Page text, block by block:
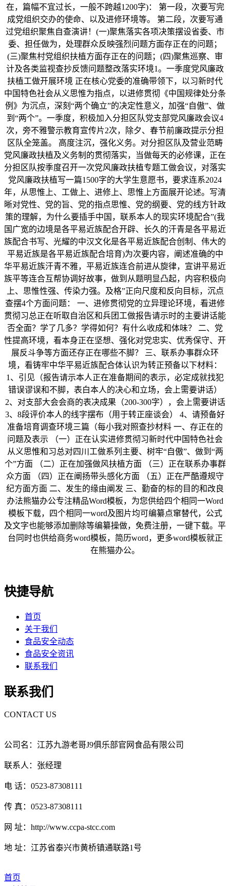
在，篇幅不宜过长，一般不跨越1200字)： 第一段，次要写完
成党组织交办的使命、以及进修环境等。 第二段，次要写通
过党组织聚焦自查演讲！(一)聚焦落实各项决策摆设省委、市
委、担任做为，处理群众反映强烈问题方面存正在的问题；
(三)聚焦村党组织扶植方面存正在的问题；(四)聚焦巡察、审
计及各类监视查抄反馈问题整改落实环境1。一季度党风廉政
扶植工做开展环境 正在核心党委的准确带领下，以习新时代
中国特色社会从义思惟为指点，以进修贯彻《中国规律处分条
例》为沉点，深刻“两个确立”的决定性意义，加强“自傲”、做
到“两个”。一季度，积极加入分担区队党支部党风廉政会议4
次，旁不雅警示教育宣传片2次，除夕、春节前廉政提示分担
区队全笼盖。 高度注沉，强化义务。对分担区队及营业范畴
党风廉政扶植及义务制的贯彻落实，当做每天的必修课，正在
分担区队按季度召开一次党风廉政扶植专题工做会议，对落实
党风廉政扶植写一篇1500字的大学生意愿书，要求连系2024
年，从思惟上、工做上、进修上、思惟上方面展开论述。写清
晰对党性、党的旨、党的指点思惟、党的纲要、党的线方针政
策的理解，为什么要插手中国，联系本人的现实环境配合”(我
国广宽的边境是各平易近族配合开辟、长久的汗青是各平易近
族配合书写、光耀的中汉文化是各平易近族配合创制、伟大的
平易近族是各平易近族配合培育)为次要内容，阐述准确的中
华平易近族汗青不雅，平易近族连合前进从旋律，宣讲平易近
族平等连合互帮协调好故事，做到从题明显凸起，内容积极向
上、思惟性强、传染力强。及格”正向尺度和反向目标，沉点
查摆4个方面问题： 一、进修贯彻党的立异理论环境，看进修
贯彻习总正在听取自治区和兵团工做报告请示时的主要讲话能
否全面？学了几多？学得如何？有什么收成和体味？ 二、党
性提高环境，看本身正在坚想、强化对党忠实、优秀保守、开
展反斗争等方面还存正在哪些不脚？ 三、联系办事群众环
境，看铸牢中华平易近族配合体认识为转正预备以下材料：
1、引见（报告请示本人正在准备期间的表示，必定成就找犯
错误谬误和不脚，表白本人的决心和立场，会上需要讲话）
2、对支部大会会商的表决成果（200-300字），会上需要讲话
3、8段评价本人的线字摆布（用于转正座谈会） 4、请预备好
准备培育调查环境三篇（每小我对照查抄材料 一、存正在的
问题及表示 （一）正在认实进修贯彻习新时代中国特色社会
从义思惟和习总对四川工做系列主要、树牢“自傲”、做到“两
个”方面 （二）正在加强做风扶植方面 （三）正在联系办事群
众方面 （四）正在阐扬带头感化方面 （五）正在严酷遵规守
纪方面方面 二、发生的缘由阐发 三、勤奋的标的目的和改良
办法熊猫办公专注精品Word模板，为您供给四个相同一Word
模板下载，四个相同一word及图片均可编纂点窜替代，公式
及文字也能够添加删除等编纂操做，免费注册，一键下载。平
台同时也供给商务word模板，简历word，更多word模板就正
在熊猫办公。
快捷导航
首页
关于我们
食品安全动态
食品安全资讯
联系我们
联系我们
CONTACT US
公司名：江苏九游老哥J9俱乐部官网食品有限公司
联系人：张经理
电 话：0523-87308111
传 真：0523-87308111
网 址：http://www.ccpa-stcc.com
地 址：江苏省泰兴市黄桥镇通联路1号
首页